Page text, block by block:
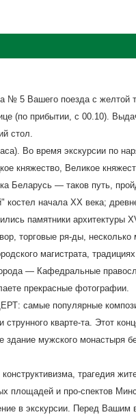
№ 5 Вашего поезда с
(по прибытии, с 00.10).
стол.
время экскурсии по
княжество, Великое
Беларусь — таков путь,
костел начала ХХ века;
памятники архитектуры
торговые ря-ды, несколько
магистрата,
— Кафедральные
прекрасные фотографии.
самые популярные
кварте-та. Этот
мужского монастыря
трагедия
площадей и про-спектов
в экскурсии. Перед Вашим